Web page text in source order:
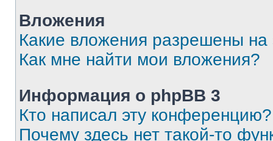
Вложения
Какие вложения разрешены
Как мне найти мои вложения?
Информация о phpBB 3
Кто написал эту конференцию?
Почему здесь нет такой-то